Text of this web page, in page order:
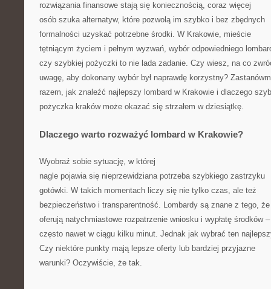
rozwiązania finansowe stają się koniecznością, coraz więcej
osób szuka alternatyw, które pozwolą im szybko i bez zbędnych
formalności uzyskać potrzebne środki. W Krakowie, mieście
tętniącym życiem i pełnym wyzwań, wybór odpowiedniego
czy szybkiej pożyczki to nie lada zadanie. Czy wiesz, na co
uwagę, aby dokonany wybór był naprawdę korzystny?
razem, jak znaleźć najlepszy lombard w Krakowie i dlaczego
pożyczka kraków może okazać się strzałem w dziesiątkę.
Dlaczego warto rozważyć lombard w Krakowie?
Wyobraź sobie sytuację, w której
nagle pojawia się nieprzewidziana potrzeba szybkiego zastrzyku
gotówki. W takich momentach liczy się nie tylko czas, ale też
bezpieczeństwo i transparentność. Lombardy są znane z tego, że
oferują natychmiastowe rozpatrzenie wniosku i wypłatę środków –
często nawet w ciągu kilku minut. Jednak jak wybrać ten
Czy niektóre punkty mają lepsze oferty lub bardziej przyjazne
warunki? Oczywiście, że tak.